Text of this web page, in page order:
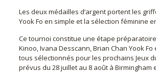
Les deux médailles d’argent portent les
Yook Fo en simple et la sélection féminine
Ce tournoi constitue une étape
Kinoo, Ivana Desscann, Brian Chan Yook Fo
tous sélectionnés pour les prochains Jeux
prévus du 28 juillet au 8 août à Birmingham